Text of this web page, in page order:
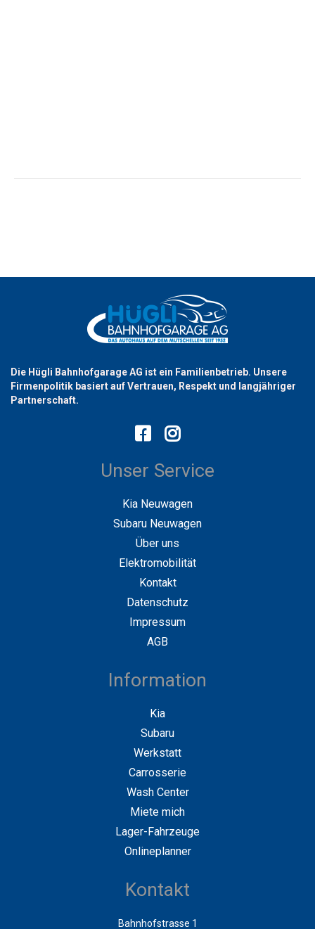
Die Hügli Bahnhofgarage AG ist ein Familienbetrieb. Unsere
Firmenpolitik basiert auf Vertrauen, Respekt und langjähriger
Partnerschaft.
Unser Service
Kia Neuwagen
Subaru Neuwagen
Über uns
Elektromobilität
Kontakt
Datenschutz
Impressum
AGB
Information
Kia
Subaru
Werkstatt
Carrosserie
Wash Center
Miete mich
Lager-Fahrzeuge
Onlineplanner
Kontakt
Bahnhofstrasse 1